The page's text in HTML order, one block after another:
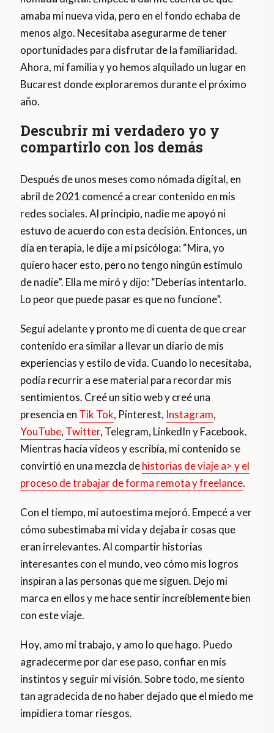
amaba mi nueva vida, pero en el fondo echaba de
menos algo. Necesitaba asegurarme de tener
oportunidades para disfrutar de la familiaridad.
Ahora, mi familia y yo hemos alquilado un lugar en
Bucarest donde exploraremos durante el próximo
año.
Descubrir mi verdadero yo y
compartirlo con los demás
Después de unos meses como nómada digital, en
abril de 2021 comencé a crear contenido en mis
redes sociales. Al principio, nadie me apoyó ni
estuvo de acuerdo con esta decisión. Entonces, un
día en terapia, le dije a mi psicóloga: “Mira, yo
quiero hacer esto, pero no tengo ningún estímulo
de nadie”. Ella me miró y dijo: “Deberías intentarlo.
Lo peor que puede pasar es que no funcione”.
Seguí adelante y pronto me di cuenta de que crear
contenido era similar a llevar un diario de mis
experiencias y estilo de vida. Cuando lo necesitaba,
podía recurrir a ese material para recordar mis
sentimientos. Creé un sitio web y creé una
presencia en Tik Tok, Pinterest, Instagram,
YouTube, Twitter, Telegram, LinkedIn y Facebook.
Mientras hacía videos y escribía, mi contenido se
convirtió en una mezcla dehistorias de viaje a> y el
proceso detrabajar de forma remota y freelance.
Con el tiempo, mi autoestima mejoró. Empecé a ver
cómo subestimaba mi vida y dejaba ir cosas que
eran irrelevantes. Al compartir historias
interesantes con el mundo, veo cómo mis logros
inspiran a las personas que me siguen. Dejo mi
marca en ellos y me hace sentir increíblemente bien
con este viaje.
Hoy, amo mi trabajo, y amo lo que hago. Puedo
agradecerme por dar ese paso, confiar en mis
instintos y seguir mi visión. Sobre todo, me siento
tan agradecida de no haber dejado que el miedo me
impidiera tomar riesgos.